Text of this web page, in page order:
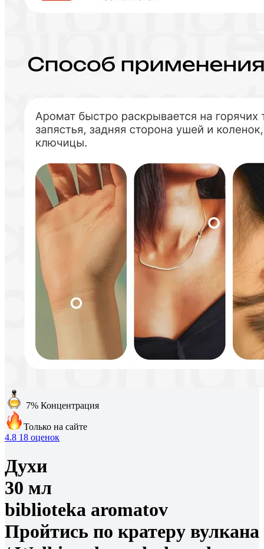
7% Концентрация
Только на сайте
4.8 18 оценок
Духи
30 мл
biblioteka aromatov
Пройтись по кратеру вулкана